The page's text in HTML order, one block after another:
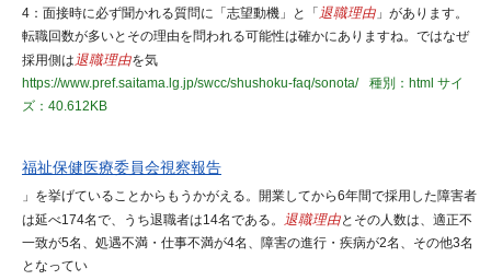
4：面接時に必ず聞かれる質問に「志望動機」と「 退職理由 」があります。
転職回数が多いとその理由を問われる可能性は確かにありますね。ではなぜ
採用側は退職理由を気
https://www.pref.saitama.lg.jp/swcc/shushoku-faq/sonota/
種別：html サイ
ズ：40.612KB
福祉保健医療委員会視察報告
」を挙げていることからもうかがえる。開業してから6年間で採用した障害者
は延べ174名で、うち退職者は14名である。 退職理由とその人数は、適正不
一致が5名、処遇不満・仕事不満が4名、障害の進行・疾病が2名、その他3名
となってい